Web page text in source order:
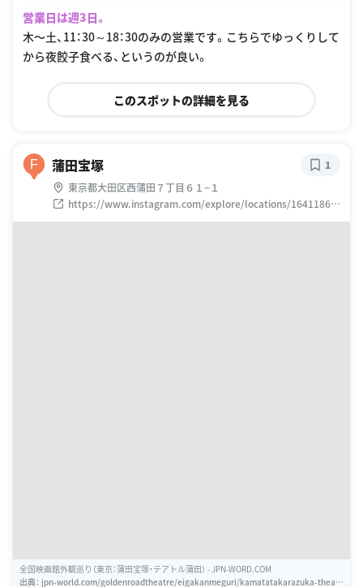
営業日は週3日。
木〜土、11：30～18：30のみの営業です。こちらでゆっくりして
から夜餃子食べる、というのが良い。
このスポットの詳細を見る
F 蒲田宝塚
東京都大田区西蒲田７丁目６１−１
https://www.instagram.com/explore/locations/16411860
3
1
全国映画館外観巡り（東京：蒲田宝塚・テアトル蒲田） - JPN-WORD.COM
出典： jpn-world.com/goldenroadtheatre/eigakanmeguri/kamatatakarazuka-theatr